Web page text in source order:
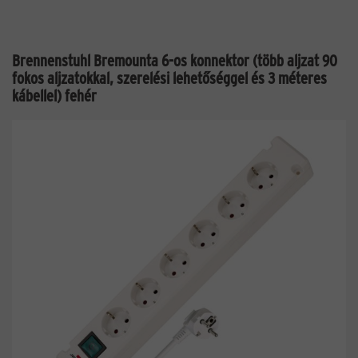
Brennenstuhl Bremounta 6-os konnektor (több aljzat 90
fokos aljzatokkal, szerelési lehetőséggel és 3 méteres
kábellel) fehér